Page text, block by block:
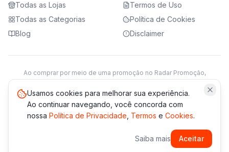
Todas as Lojas
Todas as Categorias
Blog
Termos de Uso
Política de Cookies
Disclaimer
Ao comprar por meio de uma promoção no Radar Promoção,
Saiba mais
*Os preços e disponibilidade podem variar. Verifique sempre
Usamos cookies para melhorar sua experiência.
Ao continuar navegando, você concorda com
nossa Política de Privacidade Termos e Cookies.
Saiba mais Aceitar